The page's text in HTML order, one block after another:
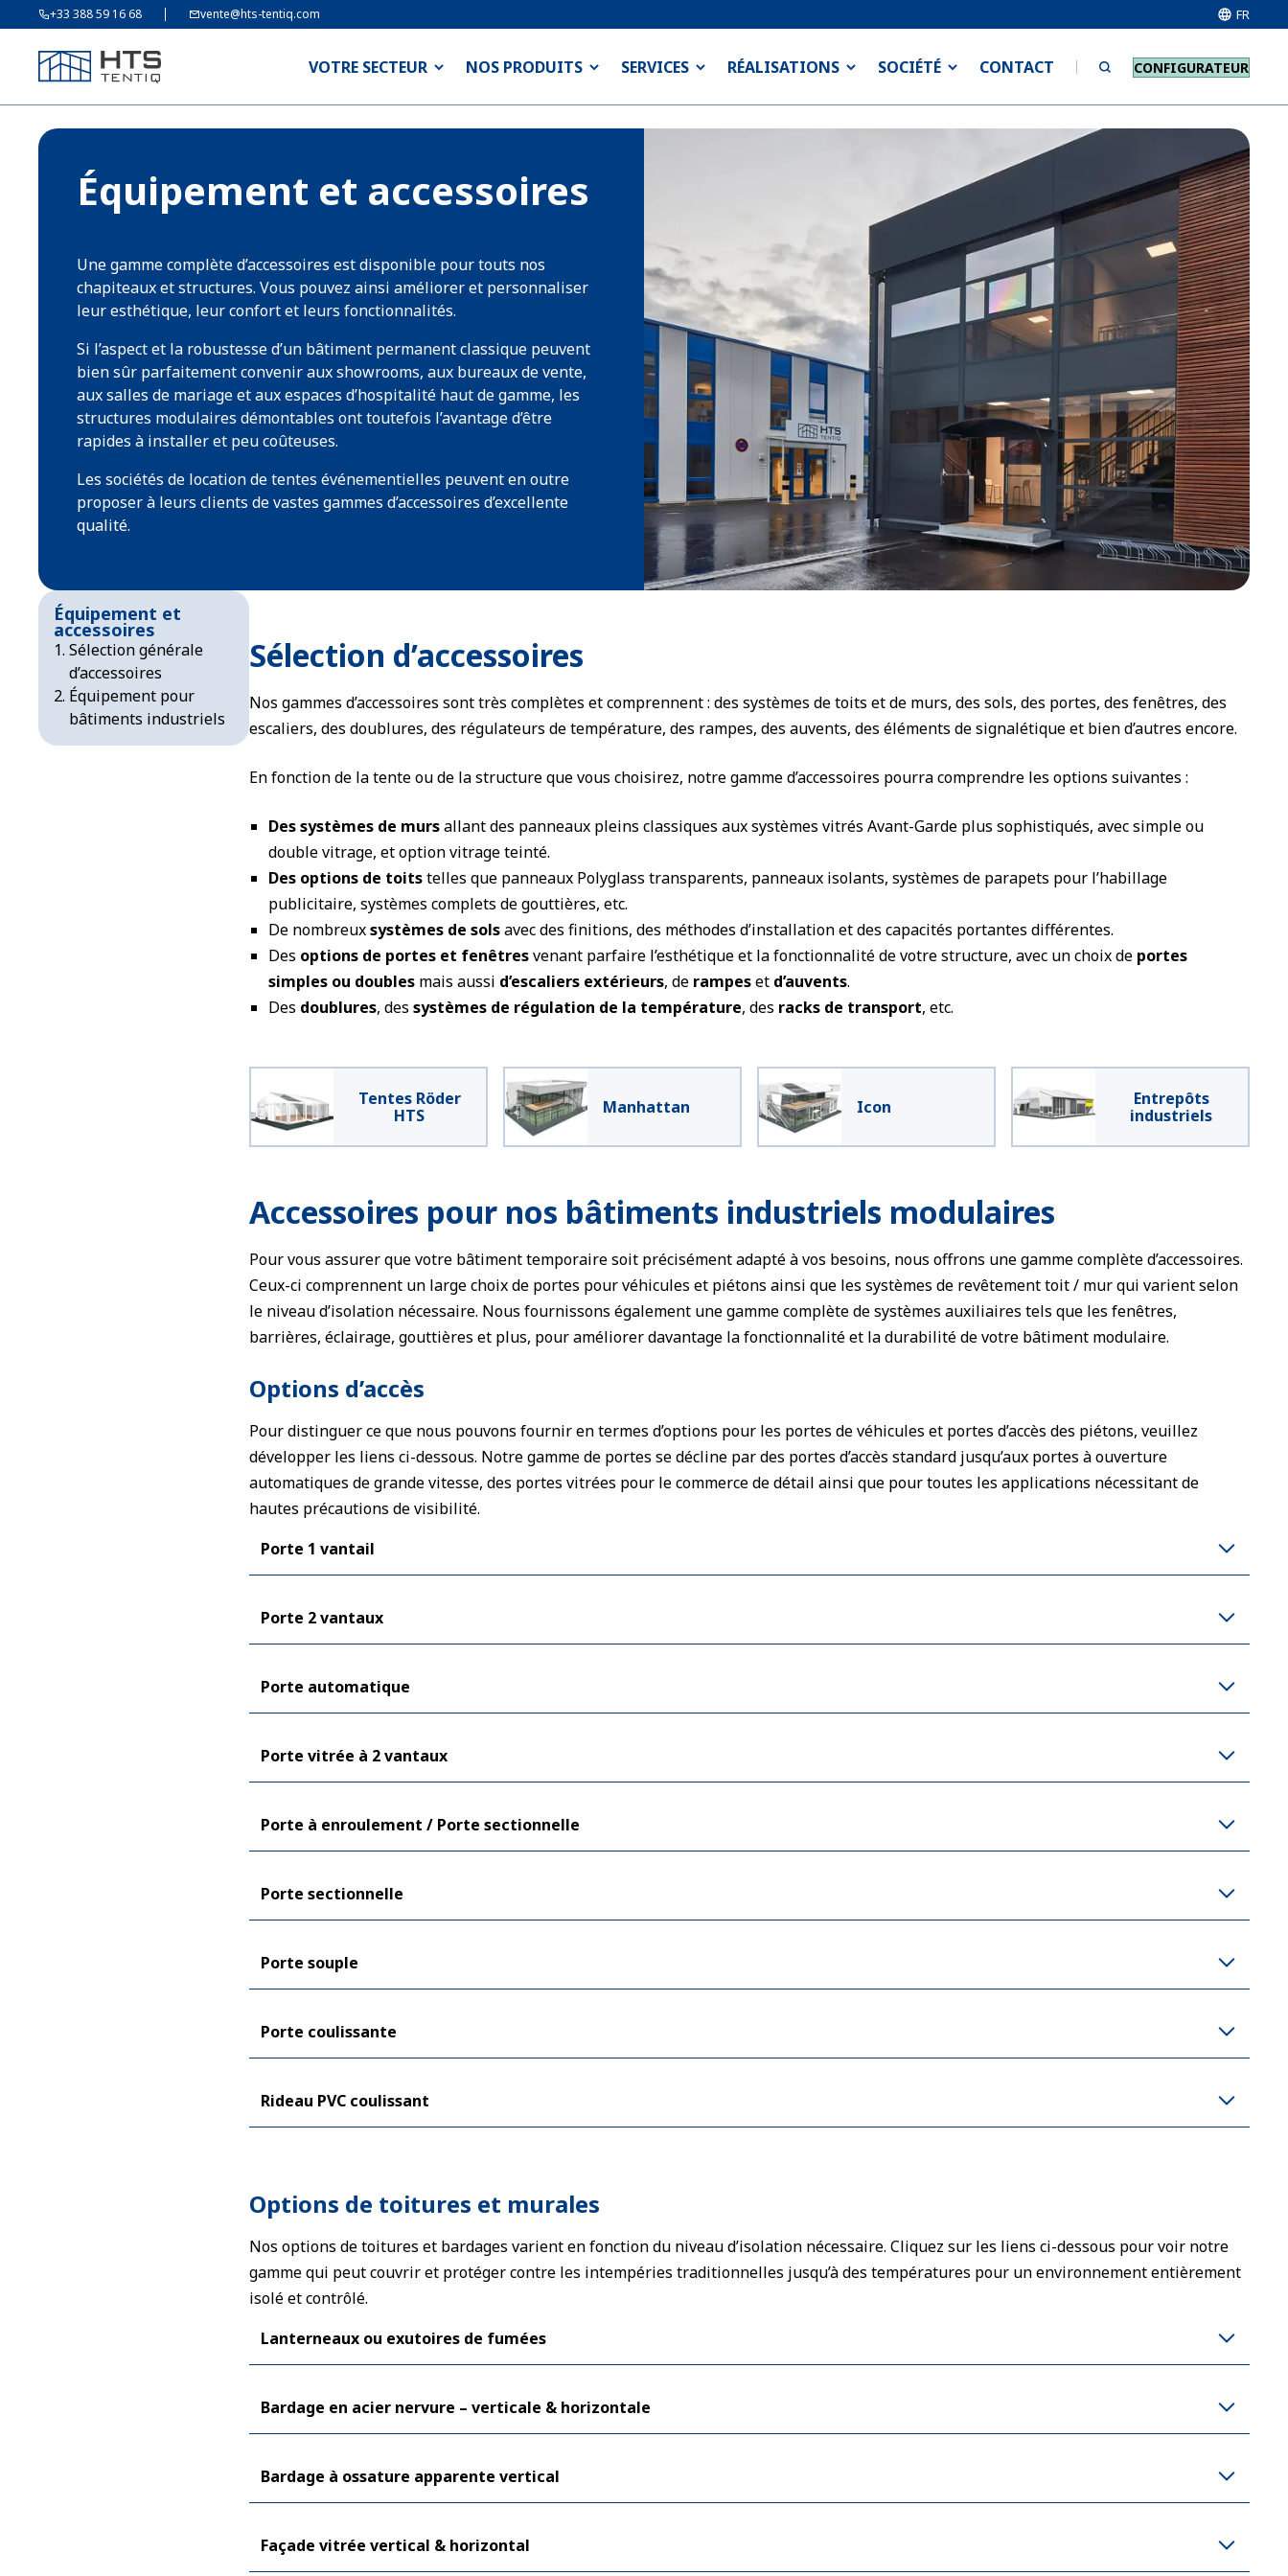
+33 388 59 16 68 vente@hts-tentiq.com FR
VOTRE SECTEUR NOS PRODUITS SERVICES RÉALISATIONS SOCIÉTÉ CONTACT CONFIGURATEUR
Équipement et accessoires
Une gamme complète d’accessoires est disponible pour touts nos
chapiteaux et structures. Vous pouvez ainsi améliorer et personnaliser
leur esthétique, leur confort et leurs fonctionnalités.
Si l’aspect et la robustesse d’un bâtiment permanent classique peuvent
bien sûr parfaitement convenir aux showrooms, aux bureaux de vente,
aux salles de mariage et aux espaces d’hospitalité haut de gamme, les
structures modulaires démontables ont toutefois l’avantage d’être
rapides à installer et peu coûteuses.
Les sociétés de location de tentes événementielles peuvent en outre
proposer à leurs clients de vastes gammes d’accessoires d’excellente
qualité.
Équipement et
accessoires
Sélection générale
d’accessoires
Équipement pour
bâtiments industriels
Sélection d’accessoires
Nos gammes d’accessoires sont très complètes et comprennent : des systèmes de toits et de murs, des sols, des portes, des fenêtres, des
escaliers, des doublures, des régulateurs de température, des rampes, des auvents, des éléments de signalétique et bien d’autres encore.
En fonction de la tente ou de la structure que vous choisirez, notre gamme d’accessoires pourra comprendre les options suivantes :
Des systèmes de mursallant des panneaux pleins classiques aux systèmes vitrés Avant-Garde plus sophistiqués, avec simple ou
double vitrage, et option vitrage teinté.
Des options de toitstelles que panneaux Polyglass transparents, panneaux isolants, systèmes de parapets pour l’habillage
publicitaire, systèmes complets de gouttières, etc.
De nombreuxsystèmes de solsavec des finitions, des méthodes d’installation et des capacités portantes différentes.
Des options de portes et fenêtresvenant parfaire l’esthétique et la fonctionnalité de votre structure, avec un choix de portes
simples ou doubles mais aussi d’escaliers extérieurs, de rampeset d’auvents.
Des doublures, des systèmes de régulation de la température, des racks de transport, etc.
Tentes Röder
HTS
Manhattan Icon
Entrepôts
industriels
Accessoires pour nos bâtiments industriels modulaires
Pour vous assurer que votre bâtiment temporaire soit précisément adapté à vos besoins, nous offrons une gamme complète d’accessoires.
Ceux-ci comprennent un large choix de portes pour véhicules et piétons ainsi que les systèmes de revêtement toit / mur qui varient selon
le niveau d’isolation nécessaire. Nous fournissons également une gamme complète de systèmes auxiliaires tels que les fenêtres,
barrières, éclairage, gouttières et plus, pour améliorer davantage la fonctionnalité et la durabilité de votre bâtiment modulaire.
Options d’accès
Pour distinguer ce que nous pouvons fournir en termes d’options pour les portes de véhicules et portes d’accès des piétons, veuillez
développer les liens ci-dessous. Notre gamme de portes se décline par des portes d’accès standard jusqu’aux portes à ouverture
automatiques de grande vitesse, des portes vitrées pour le commerce de détail ainsi que pour toutes les applications nécessitant de
hautes précautions de visibilité.
Porte 1 vantail
Porte 2 vantaux
Porte automatique
Porte vitrée à 2 vantaux
Porte à enroulement / Porte sectionnelle
Porte sectionnelle
Porte souple
Porte coulissante
Rideau PVC coulissant
Options de toitures et murales
Nos options de toitures et bardages varient en fonction du niveau d’isolation nécessaire. Cliquez sur les liens ci-dessous pour voir notre
gamme qui peut couvrir et protéger contre les intempéries traditionnelles jusqu’à des températures pour un environnement entièrement
isolé et contrôlé.
Lanterneaux ou exutoires de fumées
Bardage en acier nervure – verticale & horizontale
Bardage à ossature apparente vertical
Façade vitrée vertical & horizontal